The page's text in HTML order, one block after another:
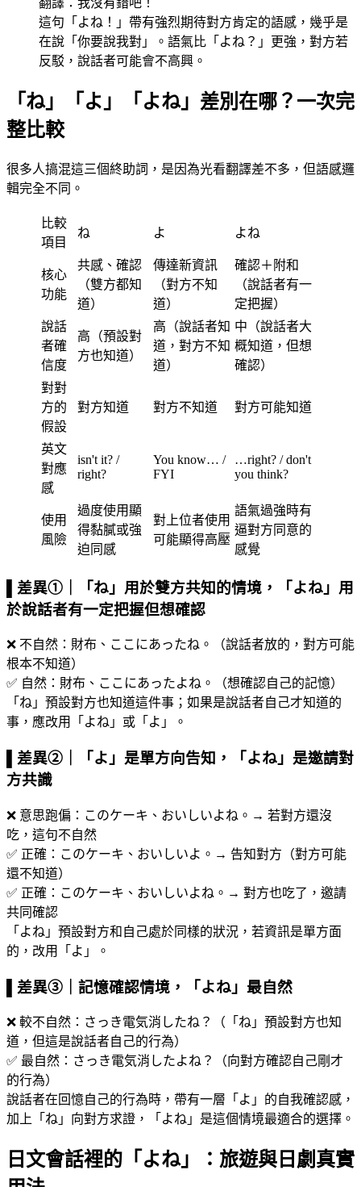
翻譯：我沒有錯吧！
這句「よね！」帶有強烈期待對方肯定的語感，幾乎是
在說「你要說我對」。語氣比「よね？」更強，對方若
反駁，說話者可能會不高興。
「ね」「よ」「よね」差別在哪？一次完
整比較
很多人搞混這三個終助詞，是因為光看翻譯差不多，但語感邏
輯完全不同。
比較
項目
ね よ よね
核心
功能
共感、確認
（雙方都知
道）
傳達新資訊
（對方不知
道）
確認＋附和
（說話者有一
定把握）
說話
者確
信度
高（預設對
方也知道）
高（說話者知
道，對方不知
道）
中（說話者大
概知道，但想
確認）
對對
方的
假設
對方知道 對方不知道 對方可能知道
英文
對應
感
isn't it? /
right?
You know… /
FYI
…right? / don't
you think?
使用
風險
過度使用顯
得黏膩或強
迫同感
對上位者使用
可能顯得高壓
語氣過強時有
逼對方同意的
感覺
▌差異①｜「ね」用於雙方共知的情境，「よね」用
於說話者有一定把握但想確認
❌ 不自然：財布、ここにあったね。（說話者放的，對方可能
根本不知道）
✅ 自然：財布、ここにあったよね。（想確認自己的記憶）
「ね」預設對方也知道這件事；如果是說話者自己才知道的
事，應改用「よね」或「よ」。
▌差異②｜「よ」是單方向告知，「よね」是邀請對
方共識
❌ 意思跑偏：このケーキ、おいしいよね。→ 若對方還沒
吃，這句不自然
✅ 正確：このケーキ、おいしいよ。→ 告知對方（對方可能
還不知道）
✅ 正確：このケーキ、おいしいよね。→ 對方也吃了，邀請
共同確認
「よね」預設對方和自己處於同樣的狀況，若資訊是單方面
的，改用「よ」。
▌差異③｜記憶確認情境，「よね」最自然
❌ 較不自然：さっき電気消したね？（「ね」預設對方也知
道，但這是說話者自己的行為）
✅ 最自然：さっき電気消したよね？（向對方確認自己剛才
的行為）
說話者在回憶自己的行為時，帶有一層「よ」的自我確認感，
加上「ね」向對方求證，「よね」是這個情境最適合的選擇。
日文會話裡的「よね」：旅遊與日劇真實